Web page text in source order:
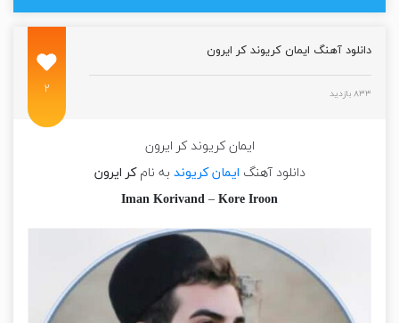
دانلود آهنگ ایمان کریوند کر ایرون
۸۳۳ بازدید ۲
ایمان کریوند کر ایرون
دانلود آهنگ ایمان کریوند به نامکر ایرون
Iman Korivand – Kore Iroon